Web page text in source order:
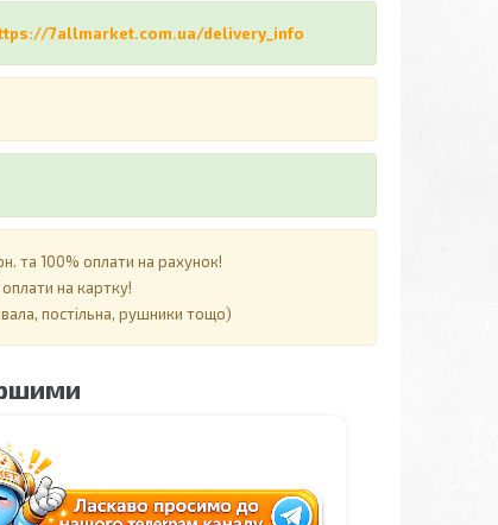
7allmarket.com.ua/delivery_info
та 100% оплати на рахунок!
на картку!
постільна, рушники тощо)